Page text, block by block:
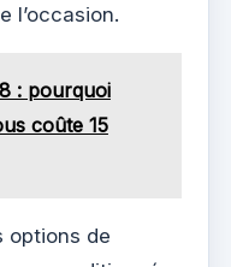
l’occasion.
: pourquoi
coûte 15
options de